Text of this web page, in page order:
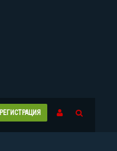
РЕГИСТРАЦИЯ